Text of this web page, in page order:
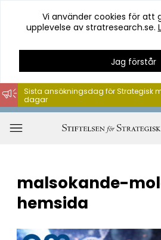
Hoppa
till
innehåll
Vi använder cookies för att
upplevelse av stratresearch.se.
Jag förstår
Sista ansökningsdag för Strategisk
dagar
malsokande-
hemsida